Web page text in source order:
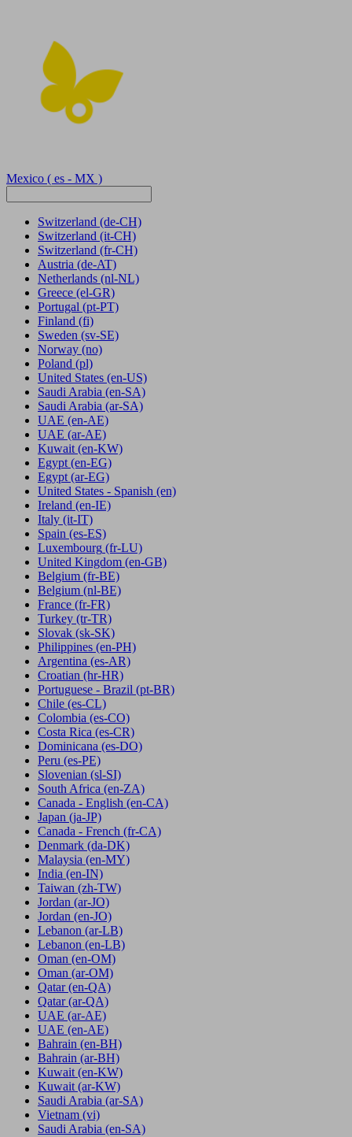
Mexico ( es - MX )
Switzerland (de-CH)
Switzerland (it-CH)
Switzerland (fr-CH)
Austria (de-AT)
Netherlands (nl-NL)
Greece (el-GR)
Portugal (pt-PT)
Finland (fi)
Sweden (sv-SE)
Norway (no)
Poland (pl)
United States (en-US)
Saudi Arabia (en-SA)
Saudi Arabia (ar-SA)
UAE (en-AE)
UAE (ar-AE)
Kuwait (en-KW)
Egypt (en-EG)
Egypt (ar-EG)
United States - Spanish (en)
Ireland (en-IE)
Italy (it-IT)
Spain (es-ES)
Luxembourg (fr-LU)
United Kingdom (en-GB)
Belgium (fr-BE)
Belgium (nl-BE)
France (fr-FR)
Turkey (tr-TR)
Slovak (sk-SK)
Philippines (en-PH)
Argentina (es-AR)
Croatian (hr-HR)
Portuguese - Brazil (pt-BR)
Chile (es-CL)
Colombia (es-CO)
Costa Rica (es-CR)
Dominicana (es-DO)
Peru (es-PE)
Slovenian (sl-SI)
South Africa (en-ZA)
Canada - English (en-CA)
Japan (ja-JP)
Canada - French (fr-CA)
Denmark (da-DK)
Malaysia (en-MY)
India (en-IN)
Taiwan (zh-TW)
Jordan (ar-JO)
Jordan (en-JO)
Lebanon (ar-LB)
Lebanon (en-LB)
Oman (en-OM)
Oman (ar-OM)
Qatar (en-QA)
Qatar (ar-QA)
UAE (ar-AE)
UAE (en-AE)
Bahrain (en-BH)
Bahrain (ar-BH)
Kuwait (en-KW)
Kuwait (ar-KW)
Saudi Arabia (ar-SA)
Vietnam (vi)
Saudi Arabia (en-SA)